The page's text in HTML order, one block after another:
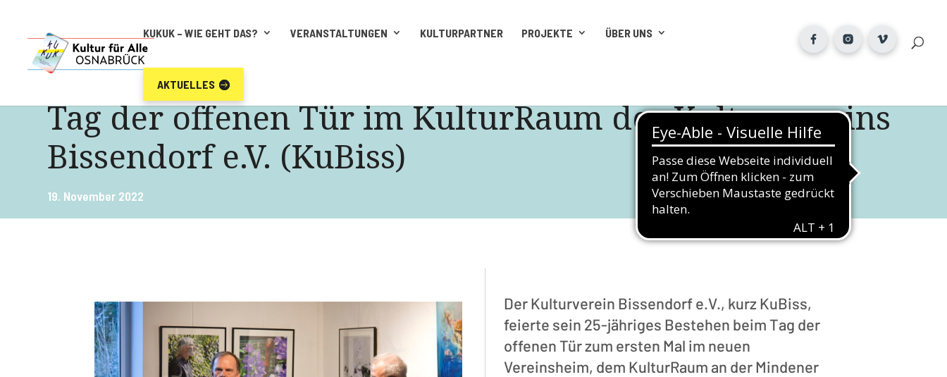
KUKUK – WIE GEHT DAS? VERANSTALTUNGEN KULTURPARTNER PROJEKTE ÜBER UNS
AKTUELLES
Tag der offenen Tür im KulturRaum des Kulturvereins
Bissendorf e.V. (KuBiss)
19. November 2022
Der Kulturverein Bissendorf e.V., kurz KuBiss,
feierte sein 25-jähriges Bestehen beim Tag der
offenen Tür zum ersten Mal im neuen
Vereinsheim, dem KulturRaum an der Mindener